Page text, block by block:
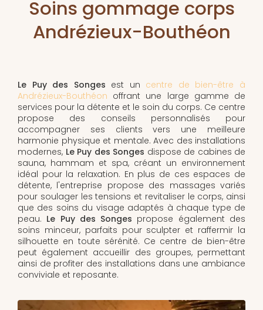
Soins gommage corps
Andrézieux-Bouthéon
Le Puy des Songes est un centre de bien-être à
Andrézieux-Bouthéon offrant une large gamme de
services pour la détente et le soin du corps. Ce centre
propose des conseils personnalisés pour
accompagner ses clients vers une meilleure
harmonie physique et mentale. Avec des installations
modernes, Le Puy des Songes dispose de cabines de
sauna, hammam et spa, créant un environnement
idéal pour la relaxation. En plus de ces espaces de
détente, l'entreprise propose des massages variés
pour soulager les tensions et revitaliser le corps, ainsi
que des soins du visage adaptés à chaque type de
peau. Le Puy des Songes propose également des
soins minceur, parfaits pour sculpter et raffermir la
silhouette en toute sérénité. Ce centre de bien-être
peut également accueillir des groupes, permettant
ainsi de profiter des installations dans une ambiance
conviviale et reposante.